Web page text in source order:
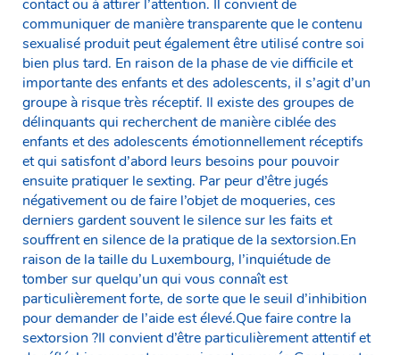
contact ou à attirer l’attention. Il convient de
communiquer de manière transparente que le contenu
sexualisé produit peut également être utilisé contre soi
bien plus tard. En raison de la phase de vie difficile et
importante des enfants et des adolescents, il s’agit d’un
groupe à risque très réceptif. Il existe des groupes de
délinquants qui recherchent de manière ciblée des
enfants et des adolescents émotionnellement réceptifs
et qui satisfont d’abord leurs besoins pour pouvoir
ensuite pratiquer le sexting. Par peur d’être jugés
négativement ou de faire l’objet de moqueries, ces
derniers gardent souvent le silence sur les faits et
souffrent en silence de la pratique de la sextorsion.En
raison de la taille du Luxembourg, l’inquiétude de
tomber sur quelqu’un qui vous connaît est
particulièrement forte, de sorte que le seuil d’inhibition
pour demander de l’aide est élevé.Que faire contre la
sextorsion ?Il convient d’être particulièrement attentif et